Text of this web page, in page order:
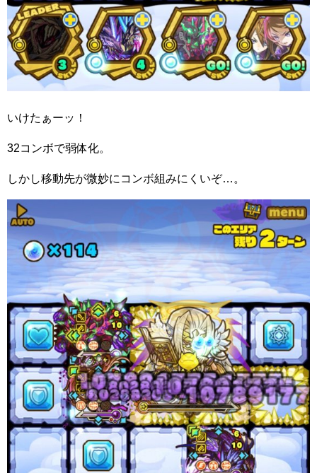
いけたぁーッ！
32コンボで弱体化。
しかし移動先が微妙にコンボ組みにくいぞ…。